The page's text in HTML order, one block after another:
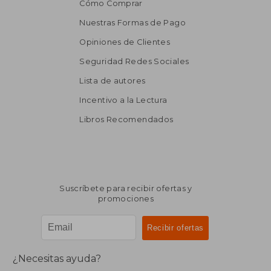
Cómo Comprar
Nuestras Formas de Pago
Opiniones de Clientes
Seguridad Redes Sociales
Lista de autores
Incentivo a la Lectura
Libros Recomendados
Suscríbete para recibir ofertas y
promociones
¿Necesitas ayuda?